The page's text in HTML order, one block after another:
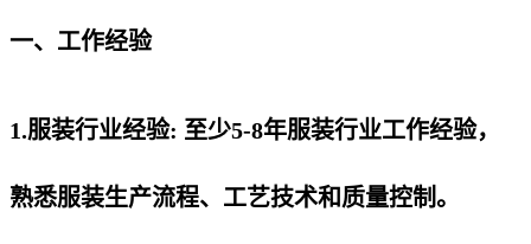
一、工作经验
1.服装行业经验: 至少5-8年服装行业工作经验，
熟悉服装生产流程、工艺技术和质量控制。